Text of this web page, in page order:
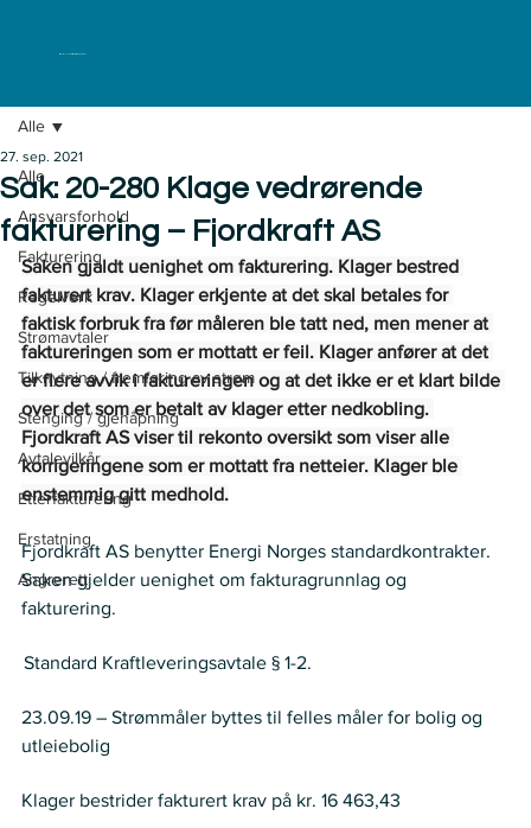
ELKLAGENEMNDA
Alle
Ansvarsforhold
Fakturering
Regelverk
Strømavtaler
Tilknytning / fremføring av strøm
Stenging / gjenåpning
Avtalevilkår
Etterfakturering
Erstatning
Angrerett
Alle
Sak: 20-280 Klage vedrørende
fakturering – Fjordkraft AS
27. sep. 2021
Saken gjaldt uenighet om fakturering. Klager bestred
fakturert krav. Klager erkjente at det skal betales for
faktisk forbruk fra før måleren ble tatt ned, men mener at
faktureringen som er mottatt er feil. Klager anfører at det
er flere avvik i faktureringen og at det ikke er et klart bilde
over det som er betalt av klager etter nedkobling.
Fjordkraft AS viser til rekonto oversikt som viser alle
korrigeringene som er mottatt fra netteier. Klager ble
enstemmig gitt medhold.
Fjordkraft AS benytter Energi Norges standardkontrakter.
Saken gjelder uenighet om fakturagrunnlag og
fakturering.
Standard Kraftleveringsavtale § 1-2.
23.09.19 – Strømmåler byttes til felles måler for bolig og
utleiebolig
Klager bestrider fakturert krav på kr. 16 463,43